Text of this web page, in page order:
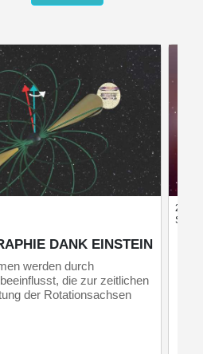
DANK EINSTEIN
werden durch
die zur zeitlichen
der Rotationsachsen
Sterne